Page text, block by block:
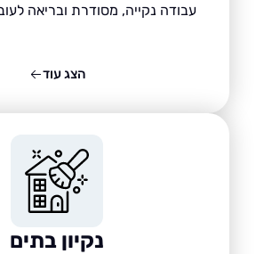
עבודה נקייה, מסודרת ובריאה לעובדים
נקיון בתים